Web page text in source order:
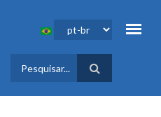
FORMULÁRIO
DE BUSCA